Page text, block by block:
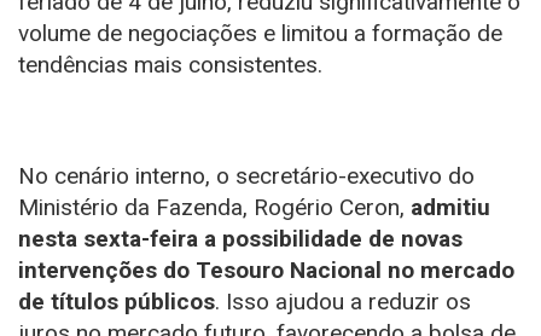
volume de negociações e limitou a formação de
tendências mais consistentes.
No cenário interno, o secretário-executivo do
Ministério da Fazenda, Rogério Ceron, admitiu
nesta sexta-feira a possibilidade de novas
intervenções do Tesouro Nacional no mercado
de títulos públicos. Isso ajudou a reduzir os